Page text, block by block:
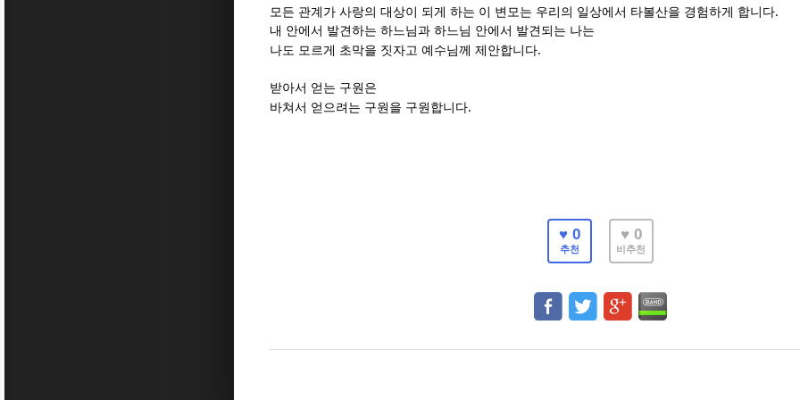
모든 관계가 사랑의 대상이 되게 하는 이 변모는 우리의 일상에서 타볼산을 경험하게 합니다.
내 안에서 발견하는 하느님과 하느님 안에서 발견되는 나는
나도 모르게 초막을 짓자고 예수님께 제안합니다.
받아서 얻는 구원은
바쳐서 얻으려는 구원을 구원합니다.
♥ 0
추천
♥ 0
비추천